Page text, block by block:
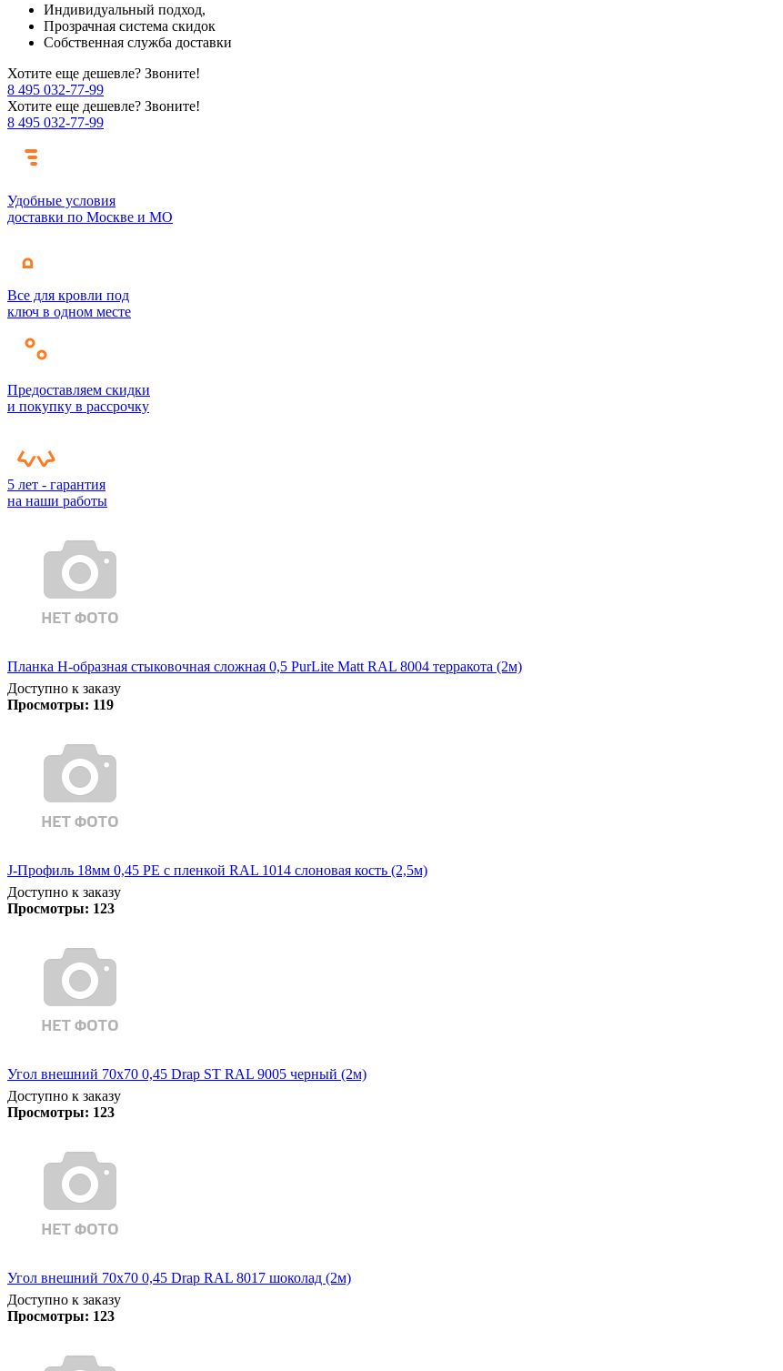
Индивидуальный подход,
Прозрачная система скидок
Собственная служба доставки
Хотите еще дешевле? Звоните!
8 495 032-77-99
Хотите еще дешевле? Звоните!
8 495 032-77-99
Удобные условия
доставки по Москве и МО
Все для кровли под
ключ в одном месте
Предоставляем скидки
и покупку в рассрочку
5 лет - гарантия
на наши работы
Планка Н-образная стыковочная сложная 0,5 PurLite Matt RAL 8004 терракота (2м)
Доступно к заказу
Просмотры: 119
J-Профиль 18мм 0,45 PE с пленкой RAL 1014 слоновая кость (2,5м)
Доступно к заказу
Просмотры: 123
Угол внешний 70х70 0,45 Drap ST RAL 9005 черный (2м)
Доступно к заказу
Просмотры: 123
Угол внешний 70х70 0,45 Drap RAL 8017 шоколад (2м)
Доступно к заказу
Просмотры: 123